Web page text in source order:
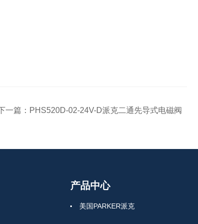
一篇： PHS520D-02-24V-D派克二通先导式电磁阀
产品中心
美国PARKER派克